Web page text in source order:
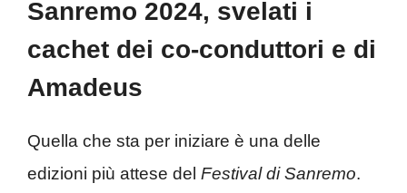
Sanremo 2024, svelati i
cachet dei co-conduttori e di
Amadeus
Quella che sta per iniziare è una delle
edizioni più attese del Festival di Sanremo.